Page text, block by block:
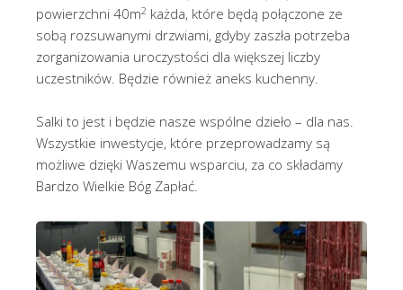
powierzchni 40m2 każda, które będą połączone ze
sobą rozsuwanymi drzwiami, gdyby zaszła potrzeba
zorganizowania uroczystości dla większej liczby
uczestników. Będzie również aneks kuchenny.
Salki to jest i będzie nasze wspólne dzieło – dla nas.
Wszystkie inwestycje, które przeprowadzamy są
możliwe dzięki Waszemu wsparciu, za co składamy
Bardzo Wielkie Bóg Zapłać.